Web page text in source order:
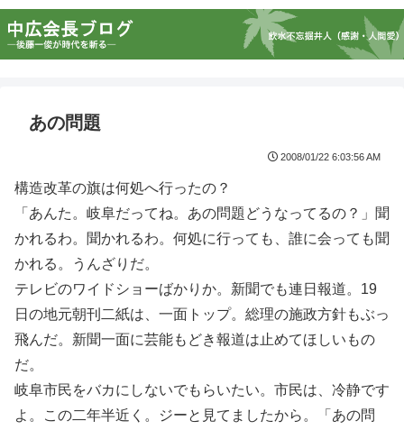
あの問題
2008/01/22 6:03:56 AM
構造改革の旗は何処へ行ったの？
「あんた。岐阜だってね。あの問題どうなってるの？」聞
かれるわ。聞かれるわ。何処に行っても、誰に会っても聞
かれる。うんざりだ。
テレビのワイドショーばかりか。新聞でも連日報道。19
日の地元朝刊二紙は、一面トップ。総理の施政方針もぶっ
飛んだ。新聞一面に芸能もどき報道は止めてほしいもの
だ。
岐阜市民をバカにしないでもらいたい。市民は、冷静です
よ。この二年半近く。ジーと見てましたから。「あの問